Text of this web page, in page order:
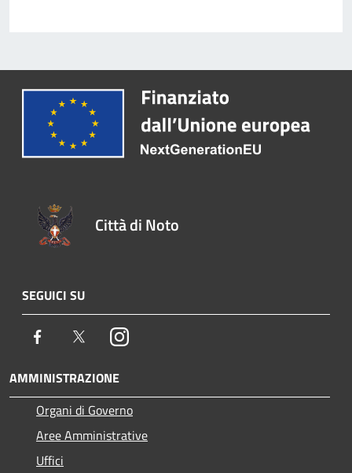
Città di Noto
SEGUICI SU
Facebook TwitterInstagram
AMMINISTRAZIONE
Organi di Governo
Aree Amministrative
Uffici